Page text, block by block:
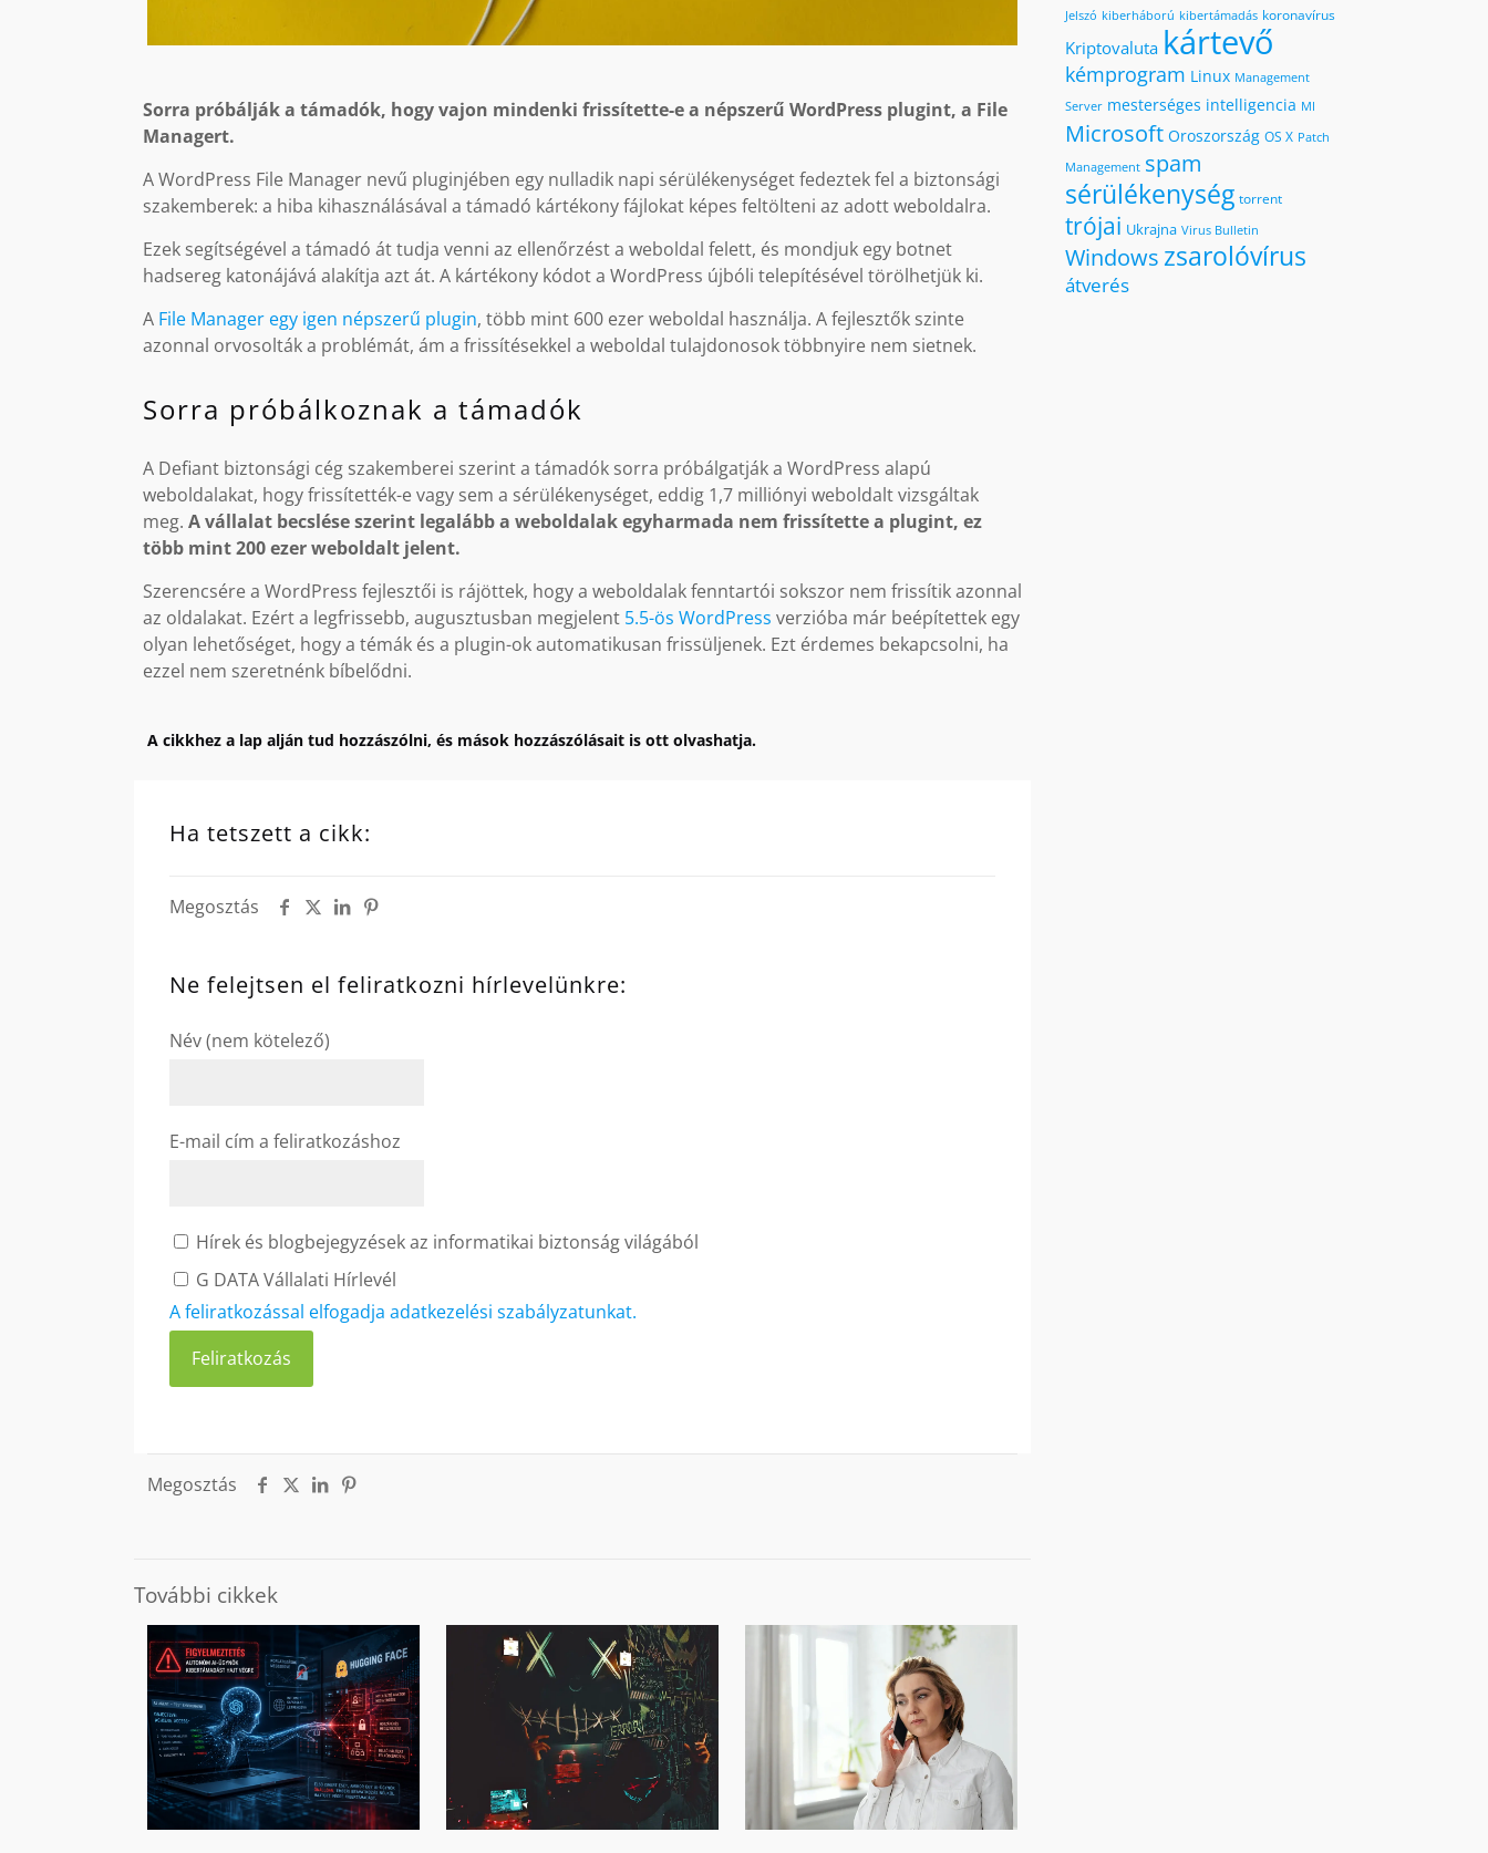
Sorra próbálják a támadók, hogy vajon mindenki frissítette-e a népszerű WordPress plugint, a File
Managert.
A WordPress File Manager nevű pluginjében egy nulladik napi sérülékenységet fedeztek fel a biztonsági
szakemberek: a hiba kihasználásával a támadó kártékony fájlokat képes feltölteni az adott weboldalra.
Ezek segítségével a támadó át tudja venni az ellenőrzést a weboldal felett, és mondjuk egy botnet
hadsereg katonájává alakítja azt át. A kártékony kódot a WordPress újbóli telepítésével törölhetjük ki.
A File Manager egy igen népszerű plugin, több mint 600 ezer weboldal használja. A fejlesztők szinte
azonnal orvosolták a problémát, ám a frissítésekkel a weboldal tulajdonosok többnyire nem sietnek.
Sorra próbálkoznak a támadók
A Defiant biztonsági cég szakemberei szerint a támadók sorra próbálgatják a WordPress alapú
weboldalakat, hogy frissítették-e vagy sem a sérülékenységet, eddig 1,7 milliónyi weboldalt vizsgáltak
meg.A vállalat becslése szerint legalább a weboldalak egyharmada nem frissítette a plugint, ez
több mint 200 ezer weboldalt jelent.
Szerencsére a WordPress fejlesztői is rájöttek, hogy a weboldalak fenntartói sokszor nem frissítik azonnal
az oldalakat. Ezért a legfrissebb, augusztusban megjelent 5.5-ös WordPress verzióba már beépítettek egy
olyan lehetőséget, hogy a témák és a plugin-ok automatikusan frissüljenek. Ezt érdemes bekapcsolni, ha
ezzel nem szeretnénk bíbelődni.
A cikkhez a lap alján tud hozzászólni, és mások hozzászólásait is ott olvashatja.
Ha tetszett a cikk:
Megosztás
Ne felejtsen el feliratkozni hírlevelünkre:
Név (nem kötelező)
E-mail cím a feliratkozáshoz
Hírek és blogbejegyzések az informatikai biztonság világából
G DATA Vállalati Hírlevél
A feliratkozással elfogadja adatkezelési szabályzatunkat.
Megosztás
További cikkek
Jelszó kiberháború kibertámadás koronavírus
Kriptovaluta kártevő
kémprogram Linux Management
Server mesterséges intelligencia MI
Microsoft Oroszország OS X Patch
Management spam
sérülékenység torrent
trójai Ukrajna Virus Bulletin
Windowszsarolóvírus
átverés